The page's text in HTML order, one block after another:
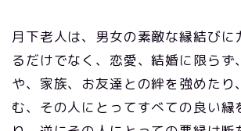
月下老人は、男女の素敵な縁結びに
るだけでなく、恋愛、結婚に限らず
や、家族、お友達との絆を強めたり
む、その人にとってすべての良い縁